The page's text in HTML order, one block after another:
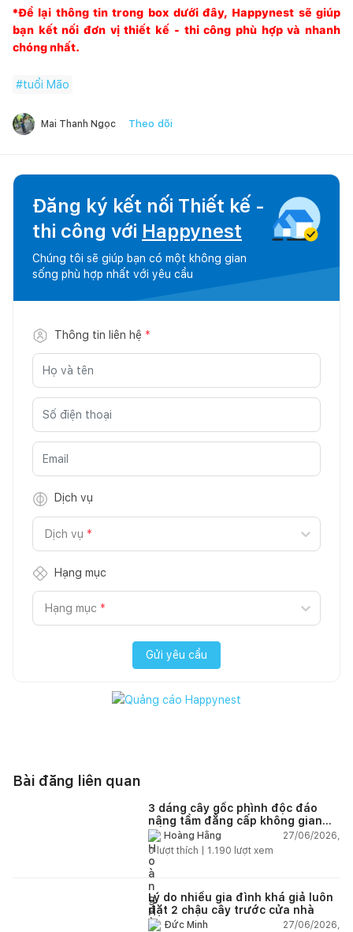
*Để lại thông tin trong box dưới đây, Happynest sẽ giúp
bạn kết nối đơn vị thiết kế - thi công phù hợp và nhanh
chóng nhất.
#tuổi Mão
Mai Thanh Ngọc Theo dõi
Đăng ký kết nối Thiết kế -
thi công với Happynest
Chúng tôi sẽ giúp bạn có một không gian
sống phù hợp nhất với yêu cầu
Thông tin liên hệ *
Dịch vụ
Dịch vụ *
Hạng mục
Hạng mục *
Gửi yêu cầu
Bài đăng liên quan
3 dáng cây gốc phình độc đáo
nâng tầm đẳng cấp không gian
sốngHoàng Hằng
27/06/2026,
0lượt thích | 1.190 lượt xem
Lý do nhiều gia đình khá giả luôn
đặt 2 chậu cây trước cửa nhà
Đức Minh
27/06/2026,